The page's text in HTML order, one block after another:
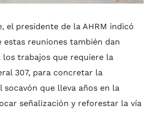
el presidente de la AHRM indicó
estas reuniones también dan
los trabajos que requiere la
307, para concretar la
socavón que lleva años en la
señalización y reforestar la vía